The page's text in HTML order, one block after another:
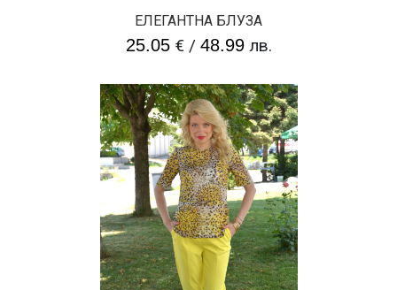
ЕЛЕГАНТНА БЛУЗА
25.05€/ 48.99лв.